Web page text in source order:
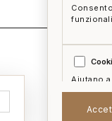
Aiutano